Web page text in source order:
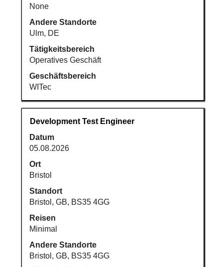
None
Andere Standorte
Ulm, DE
Tätigkeitsbereich
Operatives Geschäft
Geschäftsbereich
WITec
Stellenbezeichnung
Development Test Engineer
Datum
05.08.2026
Ort
Bristol
Standort
Bristol, GB, BS35 4GG
Reisen
Minimal
Andere Standorte
Bristol, GB, BS35 4GG
Drücken
Sie
die
Leertaste,
um
die
Stelleninformationen
vollständig
anzuzeigen.